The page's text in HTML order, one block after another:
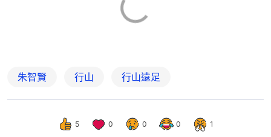
朱智賢 行山 行山遠足
5 0 0 0 1